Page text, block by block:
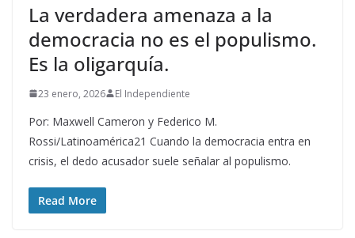
La verdadera amenaza a la
democracia no es el populismo.
Es la oligarquía.
23 enero, 2026 El Independiente
Por: Maxwell Cameron y Federico M.
Rossi/Latinoamérica21 Cuando la democracia entra en
crisis, el dedo acusador suele señalar al populismo.
Read More